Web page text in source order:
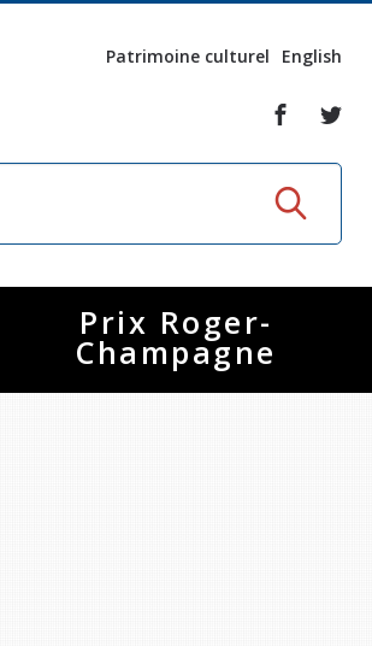
Patrimoine culturel English
Prix Roger-
Champagne